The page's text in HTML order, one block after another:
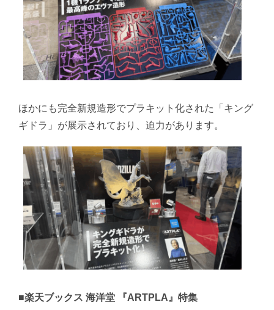
ほかにも完全新規造形でプラキット化された「キング
ギドラ」が展示されており、迫力があります。
■楽天ブックス 海洋堂 『ARTPLA』特集